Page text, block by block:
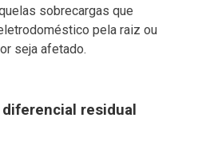
sobrecargas que
pela raiz ou
seja afetado.
residual